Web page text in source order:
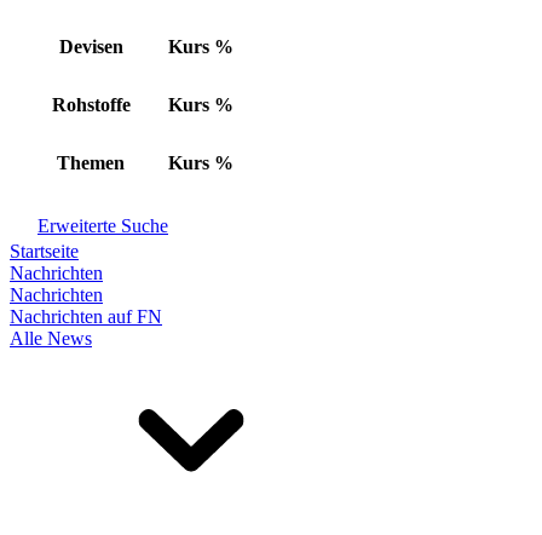
Devisen Kurs %
Rohstoffe Kurs %
Themen Kurs %
Erweiterte Suche
Startseite
Nachrichten
Nachrichten
Nachrichten auf FN
Alle News